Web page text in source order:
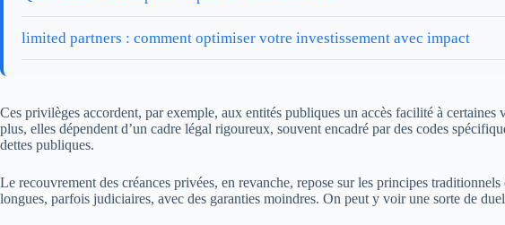
limited partners : comment optimiser votre investissement avec impact
Ces privilèges accordent, par exemple, aux entités publiques un accès facilité à
plus, elles dépendent d’un cadre légal rigoureux, souvent encadré par des codes
dettes publiques.
Le recouvrement des créances privées, en revanche, repose sur les principes
longues, parfois judiciaires, avec des garanties moindres. On peut y voir une sorte de